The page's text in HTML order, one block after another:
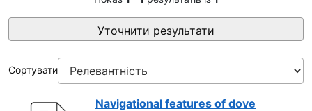
Уточнити результати
Сортувати
Navigational features of dove